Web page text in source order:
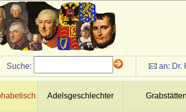
Suche: an: Dr.
Adelsgeschlechter Grabstätten
der Oelsnitz
1572
Hohenzollern
Ortenburg
23.03.1573
Tiedemann-Brandis
26.02.1941